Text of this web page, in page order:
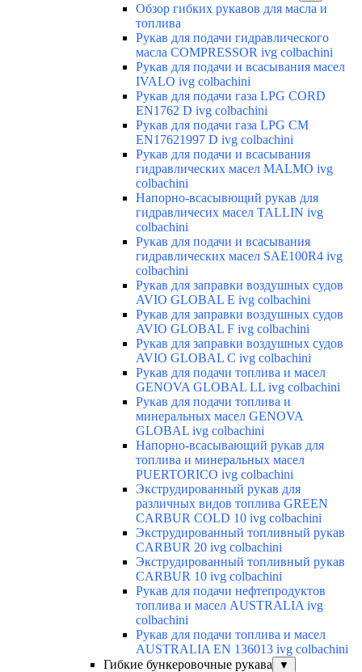
Обзор гибких рукавов для масла и
топлива
Рукав для подачи гидравлического
масла COMPRESSOR ivg colbachini
Рукав для подачи и всасывания масел
IVALO ivg colbachini
Рукав для подачи газа LPG CORD
EN1762 D ivg colbachini
Рукав для подачи газа LPG CM
EN17621997 D ivg colbachini
Рукав для подачи и всасывания
гидравлических масел MALMO ivg
colbachini
Напорно-всасывющий рукав для
гидравличесих масел TALLIN ivg
colbachini
Рукав для подачи и всасывания
гидравлических масел SAE100R4 ivg
colbachini
Рукав для заправки воздушных судов
AVIO GLOBAL E ivg colbachini
Рукав для заправки воздушных судов
AVIO GLOBAL F ivg colbachini
Рукав для заправки воздушных судов
AVIO GLOBAL C ivg colbachini
Рукав для подачи топлива и масел
GENOVA GLOBAL LL ivg colbachini
Рукав для подачи топлива и
минеральных масел GENOVA
GLOBAL ivg colbachini
Напорно-всасывающий рукав для
топлива и минеральных масел
PUERTORICO ivg colbachini
Экструдированный рукав для
различных видов топлива GREEN
CARBUR COLD 10 ivg colbachini
Экструдированный топливный рукав
CARBUR 20 ivg colbachini
Экструдированный топливный рукав
CARBUR 10 ivg colbachini
Рукав для подачи нефтепродуктов
топлива и масел AUSTRALIA ivg
colbachini
Рукав для подачи топлива и масел
AUSTRALIA EN 136013 ivg colbachini
Гибкие бункеровочные рукава
▼